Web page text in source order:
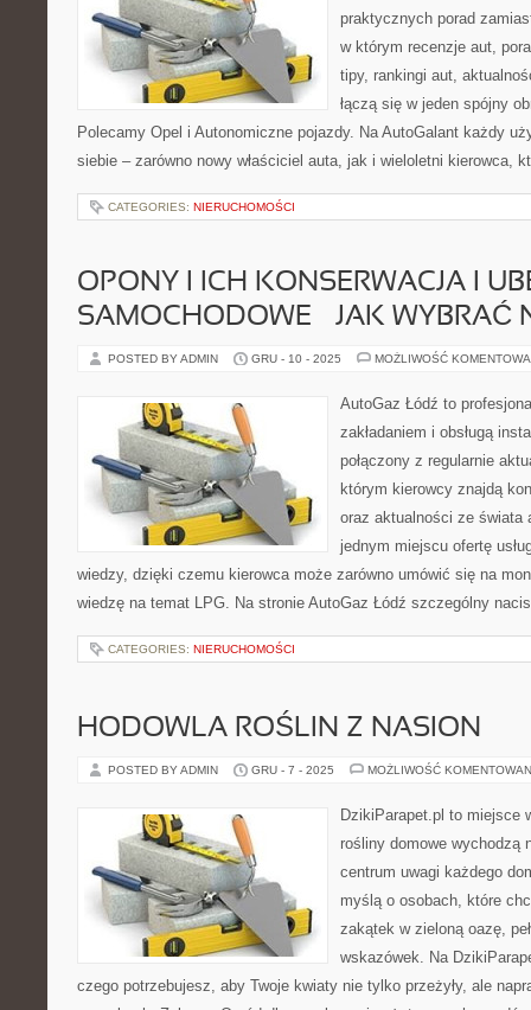
praktycznych porad
w którym recenzje aut,
tipy, rankingi aut,
łączą się w jeden spójny
Polecamy Opel i Autonomiczne pojazdy. Na AutoGalant każdy
siebie – zarówno nowy właściciel auta, jak i wieloletni kierowca,
CATEGORIES: NIERUCHOMOŚCI
OPONY I ICH KONSERWACJA I
SAMOCHODOWE – JAK WYBRAĆ
POSTED BY ADMIN GRU - 10 - 2025 MOŻLIWOŚĆ
AutoGaz Łódź to
zakładaniem i obsługą
połączony z regularnie
którym kierowcy znajdą
oraz aktualności ze świata
jednym miejscu ofertę
wiedzy, dzięki czemu kierowca może zarówno umówić się na
wiedzę na temat LPG. Na stronie AutoGaz Łódź szczególny
CATEGORIES: NIERUCHOMOŚCI
HODOWLA ROŚLIN Z NASION
POSTED BY ADMIN GRU - 7 - 2025 MOŻLIWOŚĆ
DzikiParapet.pl to miejsce
rośliny domowe wychodzą
centrum uwagi każdego
myślą o osobach, które
zakątek w zieloną oazę,
wskazówek. Na
czego potrzebujesz, aby Twoje kwiaty nie tylko przeżyły, ale